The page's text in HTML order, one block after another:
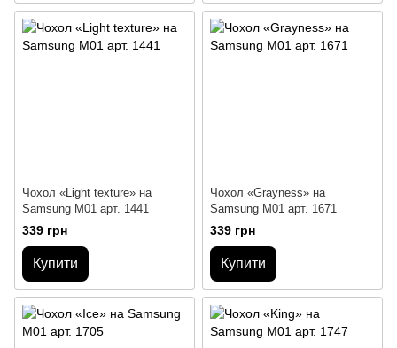
Чохол «Light texture» на
Samsung M01 арт. 1441
339 грн
Купити
Чохол «Grayness» на
Samsung M01 арт. 1671
339 грн
Купити